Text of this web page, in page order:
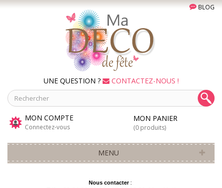
BLOG
UNE QUESTION ? CONTACTEZ-NOUS !
MON COMPTE
Connectez-vous
MON PANIER
(0 produits)
MENU
Nous contacter: